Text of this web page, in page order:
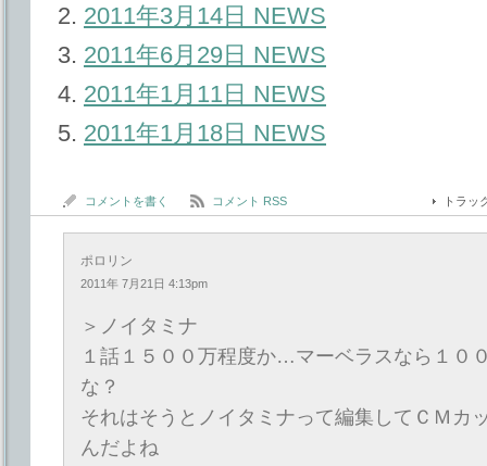
2011年3月14日 NEWS
2011年6月29日 NEWS
2011年1月11日 NEWS
2011年1月18日 NEWS
コメントを書く コメント RSS トラ
ポロリン
2011年 7月21日 4:13pm
＞ノイタミナ
１話１５００万程度か…マーベラスなら１０
な？
それはそうとノイタミナって編集してＣＭカ
んだよね